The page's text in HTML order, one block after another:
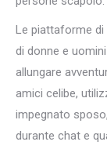
Le piattaforme di
di donne e
allungare
amici celibe,
impegnato
durante chat e